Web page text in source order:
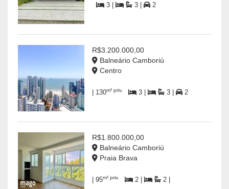
3 | 3 | 2
R$3.200.000,00
Balneário Camboriú
Centro
| 130m² priv. 3 | 3 | 2
R$1.800.000,00
Balneário Camboriú
Praia Brava
| 95m² priv. 2 | 2 |